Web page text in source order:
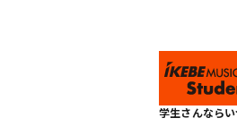
学生さんなら